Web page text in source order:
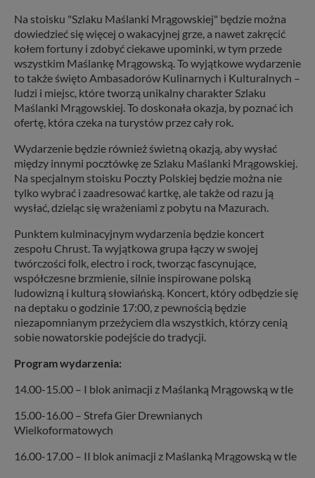
Na stoisku "Szlaku Maślanki Mrągowskiej" będzie można
dowiedzieć się więcej o wakacyjnej grze, a nawet zakręcić
kołem fortuny i zdobyć ciekawe upominki, w tym przede
wszystkim Maślankę Mrągowską. To wyjątkowe wydarzenie
to także święto Ambasadorów Kulinarnych i Kulturalnych –
ludzi i miejsc, które tworzą unikalny charakter Szlaku
Maślanki Mrągowskiej. To doskonała okazja, by poznać ich
ofertę, która czeka na turystów przez cały rok.
Wydarzenie będzie również świetną okazją, aby wysłać
między innymi pocztówkę ze Szlaku Maślanki Mrągowskiej.
Na specjalnym stoisku Poczty Polskiej będzie można nie
tylko wybrać i zaadresować kartkę, ale także od razu ją
wysłać, dzieląc się wrażeniami z pobytu na Mazurach.
Punktem kulminacyjnym wydarzenia będzie koncert
zespołu Chrust. Ta wyjątkowa grupa łączy w swojej
twórczości folk, electro i rock, tworząc fascynujące,
współczesne brzmienie, silnie inspirowane polską
ludowizną i kulturą słowiańską. Koncert, który odbędzie się
na deptaku o godzinie 17:00, z pewnością będzie
niezapomnianym przeżyciem dla wszystkich, którzy cenią
sobie nowatorskie podejście do tradycji.
Program wydarzenia:
14.00-15.00 – I blok animacji z Maślanką Mrągowską w tle
15.00-16.00 – Strefa Gier Drewnianych
Wielkoformatowych
16.00-17.00 – II blok animacji z Maślanką Mrągowską w tle